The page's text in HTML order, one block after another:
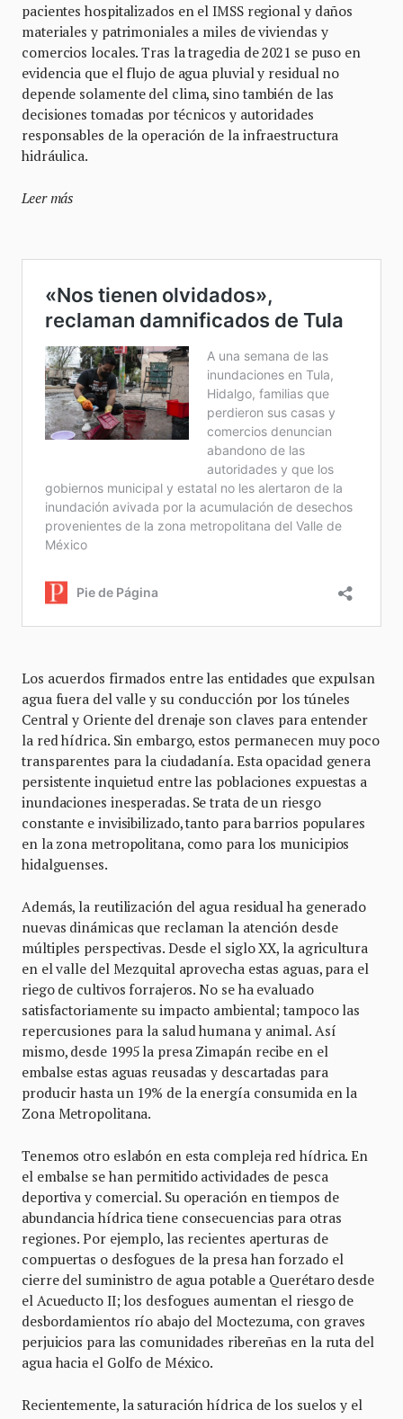
pacientes hospitalizados en el IMSS regional y daños
materiales y patrimoniales a miles de viviendas y
comercios locales. Tras la tragedia de 2021 se puso en
evidencia que el flujo de agua pluvial y residual no
depende solamente del clima, sino también de las
decisiones tomadas por técnicos y autoridades
responsables de la operación de la infraestructura
hidráulica.
Leer más
Los acuerdos firmados entre las entidades que expulsan
agua fuera del valle y su conducción por los túneles
Central y Oriente del drenaje son claves para entender
la red hídrica. Sin embargo, estos permanecen muy poco
transparentes para la ciudadanía. Esta opacidad genera
persistente inquietud entre las poblaciones expuestas a
inundaciones inesperadas. Se trata de un riesgo
constante e invisibilizado, tanto para barrios populares
en la zona metropolitana, como para los municipios
hidalguenses.
Además, la reutilización del agua residual ha generado
nuevas dinámicas que reclaman la atención desde
múltiples perspectivas. Desde el siglo XX, la agricultura
en el valle del Mezquital aprovecha estas aguas, para el
riego de cultivos forrajeros. No se ha evaluado
satisfactoriamente su impacto ambiental; tampoco las
repercusiones para la salud humana y animal. Así
mismo, desde 1995 la presa Zimapán recibe en el
embalse estas aguas reusadas y descartadas para
producir hasta un 19% de la energía consumida en la
Zona Metropolitana.
Tenemos otro eslabón en esta compleja red hídrica. En
el embalse se han permitido actividades de pesca
deportiva y comercial. Su operación en tiempos de
abundancia hídrica tiene consecuencias para otras
regiones. Por ejemplo, las recientes aperturas de
compuertas o desfogues de la presa han forzado el
cierre del suministro de agua potable a Querétaro desde
el Acueducto II; los desfogues aumentan el riesgo de
desbordamientos río abajo del Moctezuma, con graves
perjuicios para las comunidades ribereñas en la ruta del
agua hacia el Golfo de México.
Recientemente, la saturación hídrica de los suelos y el